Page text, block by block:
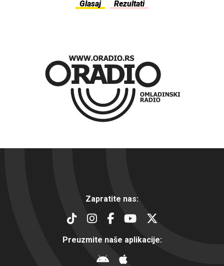
Zapratite nas:
Preuzmite naše aplikacije: